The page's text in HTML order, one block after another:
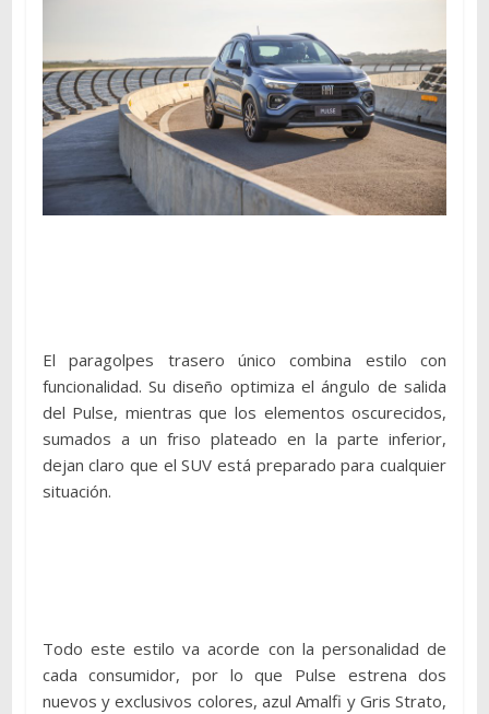
El paragolpes trasero único combina estilo con
funcionalidad. Su diseño optimiza el ángulo de salida
del Pulse, mientras que los elementos oscurecidos,
sumados a un friso plateado en la parte inferior,
dejan claro que el SUV está preparado para cualquier
situación.
Todo este estilo va acorde con la personalidad de
cada consumidor, por lo que Pulse estrena dos
nuevos y exclusivos colores, azul Amalfi y Gris Strato,